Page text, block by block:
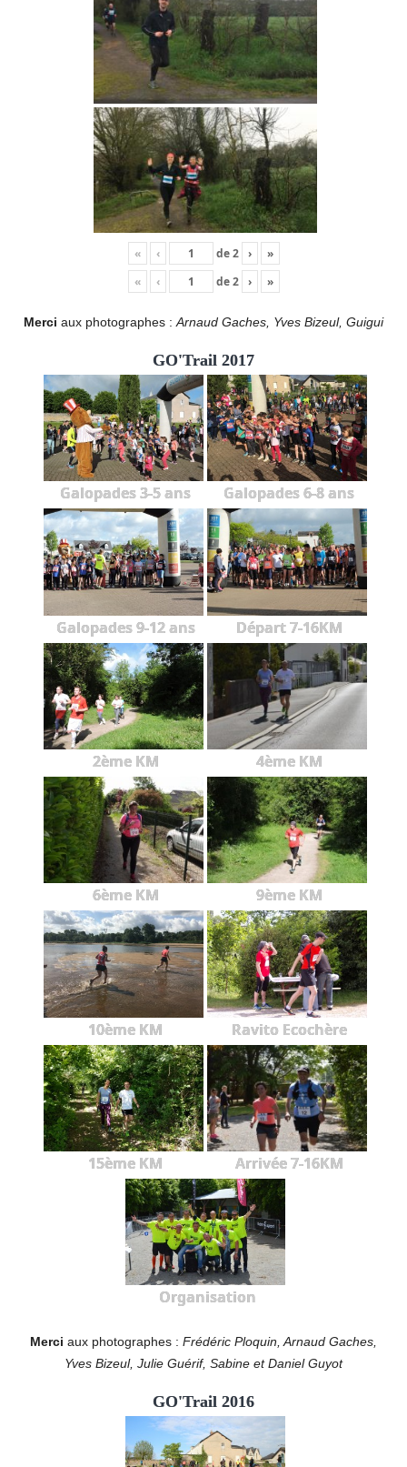
« ‹ de2 ›
»
«
‹ de2 › »
Merci aux photographes : Arnaud Gaches, Yves Bizeul, Guigui
GO'Trail 2017
Galopades 3-5 ans Galopades 6-8 ans
Galopades 9-12 ans Départ 7-16KM
2ème KM 4ème KM
6ème KM 9ème KM
10ème KM Ravito Ecochère
15ème KM Arrivée 7-16KM
Organisation
Merci aux photographes : Frédéric Ploquin, Arnaud Gaches,
Yves Bizeul, Julie Guérif, Sabine et Daniel Guyot
GO'Trail 2016